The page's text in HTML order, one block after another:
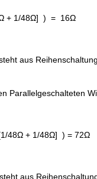
+ 1/48Ω] ) = 16Ω
aus
Parallelgeschalteten
+ 1/48Ω] ) = 72Ω
aus